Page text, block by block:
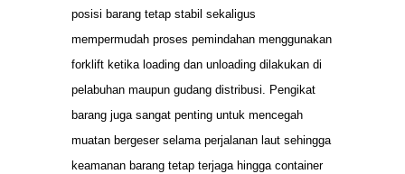
posisi barang tetap stabil sekaligus
mempermudah proses pemindahan menggunakan
forklift ketika loading dan unloading dilakukan di
pelabuhan maupun gudang distribusi. Pengikat
barang juga sangat penting untuk mencegah
muatan bergeser selama perjalanan laut sehingga
keamanan barang tetap terjaga hingga container